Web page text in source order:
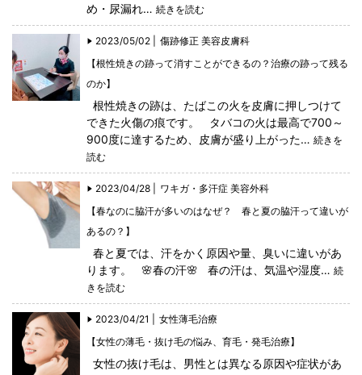
め・尿漏れ… 続きを読む
2023/05/02 | 傷跡修正 美容皮膚科
【根性焼きの跡って消すことができるの？治療の跡って残る
のか】
根性焼きの跡は、たばこの火を皮膚に押しつけて
できた火傷の痕です。 タバコの火は最高で700～
900度に達するため、皮膚が盛り上がった… 続きを
読む
2023/04/28 | ワキガ・多汗症 美容外科
【春なのに脇汗が多いのはなぜ？ 春と夏の脇汗って違いが
あるの？】
春と夏では、汗をかく原因や量、臭いに違いがあ
ります。 🌸春の汗🌸 春の汗は、気温や湿度… 続
きを読む
2023/04/21 |
女性薄毛治療
【女性の薄毛・抜け毛の悩み、育毛・発毛治療】
女性の抜け毛は、男性とは異なる原因や症状があ